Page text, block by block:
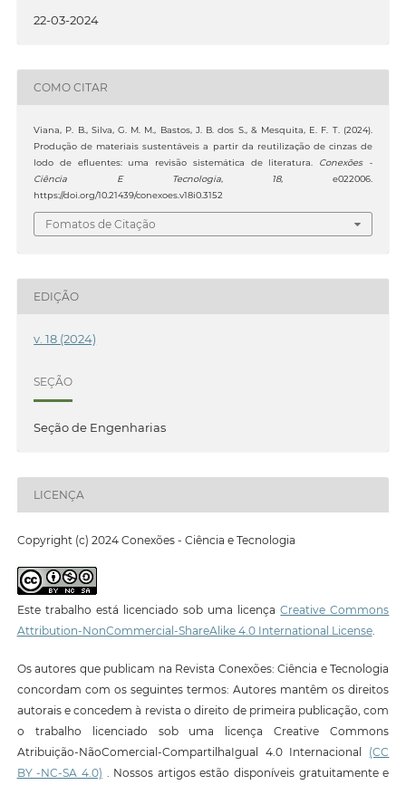
22-03-2024
COMO CITAR
Viana, P. B., Silva, G. M. M., Bastos, J. B. dos S., & Mesquita, E. F. T. (2024).
Produção de materiais sustentáveis a partir da reutilização de cinzas de
lodo de efluentes: uma revisão sistemática de literatura. Conexões -
Ciência E Tecnologia, 18, e022006.
https://doi.org/10.21439/conexoes.v18i0.3152
Fomatos de Citação
EDIÇÃO
v. 18 (2024)
SEÇÃO
Seção de Engenharias
LICENÇA
Copyright (c) 2024 Conexões - Ciência e Tecnologia
Este trabalho está licenciado sob uma licençaCreative Commons
Attribution-NonCommercial-ShareAlike 4.0 International License.
Os autores que publicam na Revista Conexões: Ciência e Tecnologia
concordam com os seguintes termos: Autores mantêm os direitos
autorais e concedem à revista o direito de primeira publicação, com
o trabalho licenciado sob uma licença Creative Commons
Atribuição-NãoComercial-CompartilhaIgual 4.0 Internacional (CC
BY -NC-SA 4.0) . Nossos artigos estão disponíveis gratuitamente e